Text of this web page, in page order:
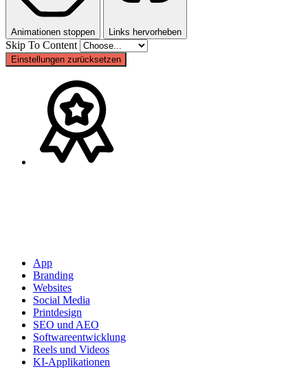
Animationen stoppen Links hervorheben
Skip To Content
Einstellungen zurücksetzen
App
Branding
Websites
Social Media
Printdesign
SEO und AEO
Softwareentwicklung
Reels und Videos
KI-Applikationen